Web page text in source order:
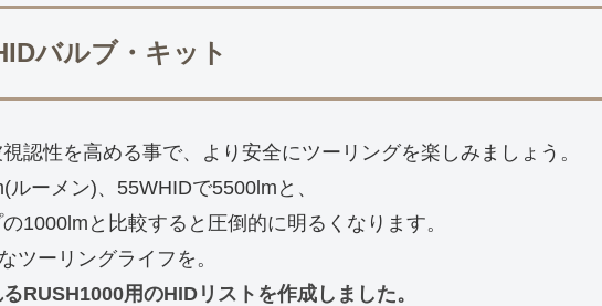
バルブ・キット
認性を高める事で、より安全にツーリングを楽しみましょう。
ーメン)、55WHIDで5500lmと、
1000lmと比較すると圧倒的に明るくなります。
ツーリングライフを。
RUSH1000用のHIDリストを作成しました。